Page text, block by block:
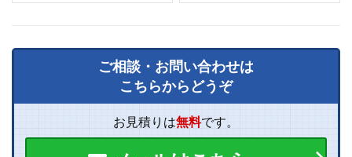
ご相談・お問い合わせは
こちらからどうぞ
お見積りは無料です。